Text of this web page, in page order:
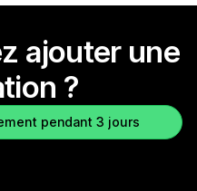
ajouter une
?
pendant 3 jours